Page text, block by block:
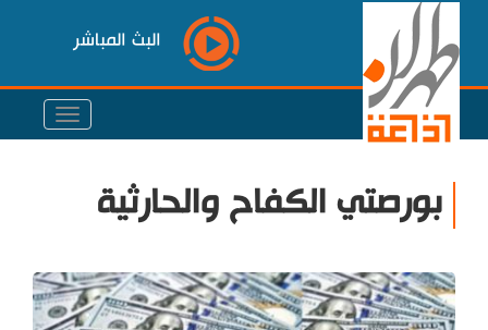
البث المباشر
بورصتي الكفاح والحارثية